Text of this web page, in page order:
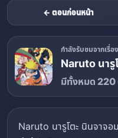
← ตอนก่อนหน้า
กำลังรับชมจากเรื่อง
Naruto นารู
มีทั้งหมด 220
Naruto นารูโตะ นินจาจ